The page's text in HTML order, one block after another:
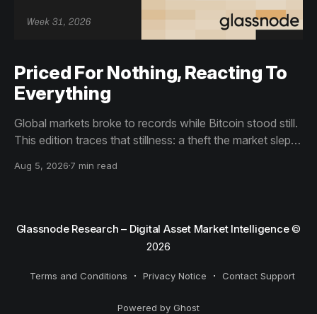
Priced For Nothing, Reacting To
Everything
Global markets broke to records while Bitcoin stood still.
This edition traces that stillness: a theft the market slept
than capitulation, and an options market priced for
Aug 5, 2026 7 min read
Glassnode Research – Digital Asset Market Intelligence©
2026
Terms and Conditions Privacy Notice Contact Support
Powered by Ghost